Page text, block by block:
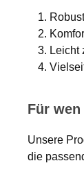
Leicht
Für
Unsere
die